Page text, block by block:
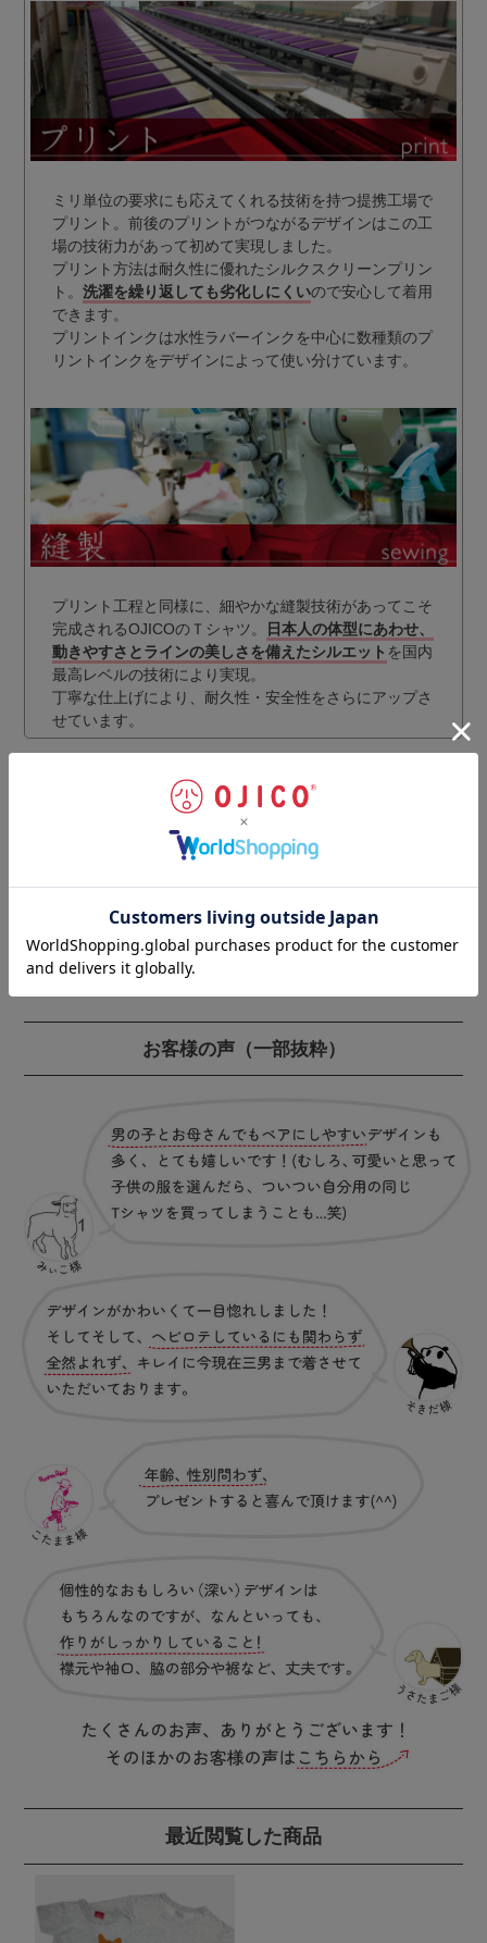
ミリ単位の要求にも応えてくれる技術を持つ提携工場で
プリント。前後のプリントがつながるデザインはこの工
場の技術力があって初めて実現しました。
プリント方法は耐久性に優れたシルクスクリーンプリン
ト。 洗濯を繰り返しても劣化しにくいので安心して着用
できます。
プリントインクは水性ラバーインクを中心に数種類のプ
リントインクをデザインによって使い分けています。
プリント工程と同様に、細やかな縫製技術があってこそ
完成されるOJICOのＴシャツ。
日本人の体型にあわせ、
動きやすさとラインの美しさを備えたシルエット を国内
最高レベルの技術により実現。
丁寧な仕上げにより、耐久性・安全性をさらにアップさ
せています。
ギフトラッピングのご注文はこちらから
お客様の声（一部抜粋）
最近閲覧した商品